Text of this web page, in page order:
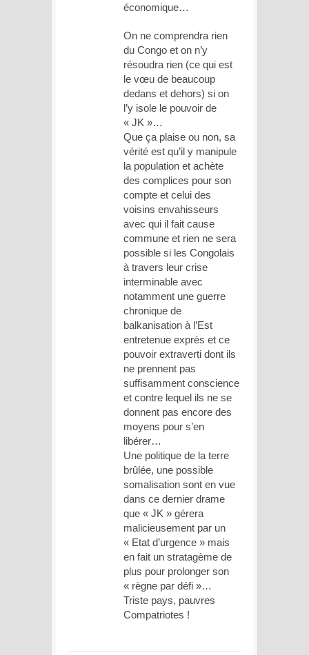
économique…
On ne comprendra rien
du Congo et on n’y
résoudra rien (ce qui est
le vœu de beaucoup
dedans et dehors) si on
l’y isole le pouvoir de
« JK »…
Que ça plaise ou non, sa
vérité est qu’il y manipule
la population et achète
des complices pour son
compte et celui des
voisins envahisseurs
avec qui il fait cause
commune et rien ne sera
possible si les Congolais
à travers leur crise
interminable avec
notamment une guerre
chronique de
balkanisation à l’Est
entretenue exprès et ce
pouvoir extraverti dont ils
ne prennent pas
suffisamment conscience
et contre lequel ils ne se
donnent pas encore des
moyens pour s’en
libérer…
Une politique de la terre
brûlée, une possible
somalisation sont en vue
dans ce dernier drame
que « JK » gérera
malicieusement par un
« Etat d’urgence » mais
en fait un stratagème de
plus pour prolonger son
« règne par défi »…
Triste pays, pauvres
Compatriotes !